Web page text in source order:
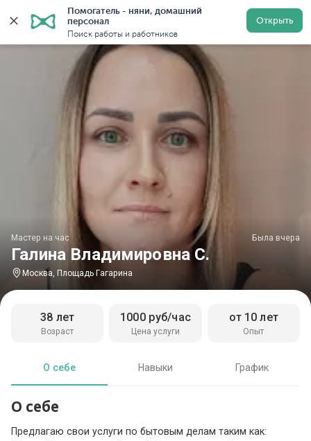
Помогатель - няни, домашний
персонал
Поиск работы и работников
Открыть
Главная Мастера на час Мастер на час Галина
Галина Владимировна С.
Мастер на час Была вчера
Москва, Площадь Гагарина
Возраст
38 лет
Цена услуги
1000 руб/час
Опыт
от 10 лет
О себе Навыки График
О себе
Предлагаю свои услуги по бытовым делам таким как: